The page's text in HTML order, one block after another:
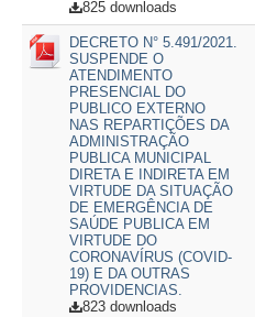
825 downloads
DECRETO N° 5.491/2021.
SUSPENDE O
ATENDIMENTO
PRESENCIAL DO
PUBLICO EXTERNO
NAS REPARTIÇÕES DA
ADMINISTRAÇÃO
PUBLICA MUNICIPAL
DIRETA E INDIRETA EM
VIRTUDE DA SITUAÇÃO
DE EMERGÊNCIA DE
SAÚDE PUBLICA EM
VIRTUDE DO
CORONAVÍRUS (COVID-
19) E DA OUTRAS
PROVIDENCIAS.
823 downloads